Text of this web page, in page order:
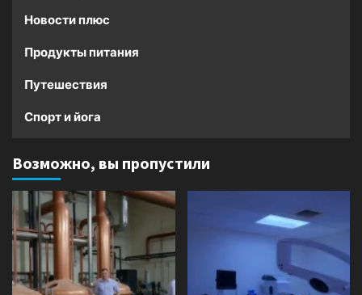
Новости плюс
Продукты питания
Путешествия
Спорт и йога
Возможно, вы пропустили